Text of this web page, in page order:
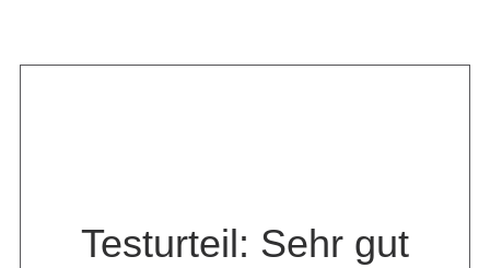
Testurteil: Sehr gut